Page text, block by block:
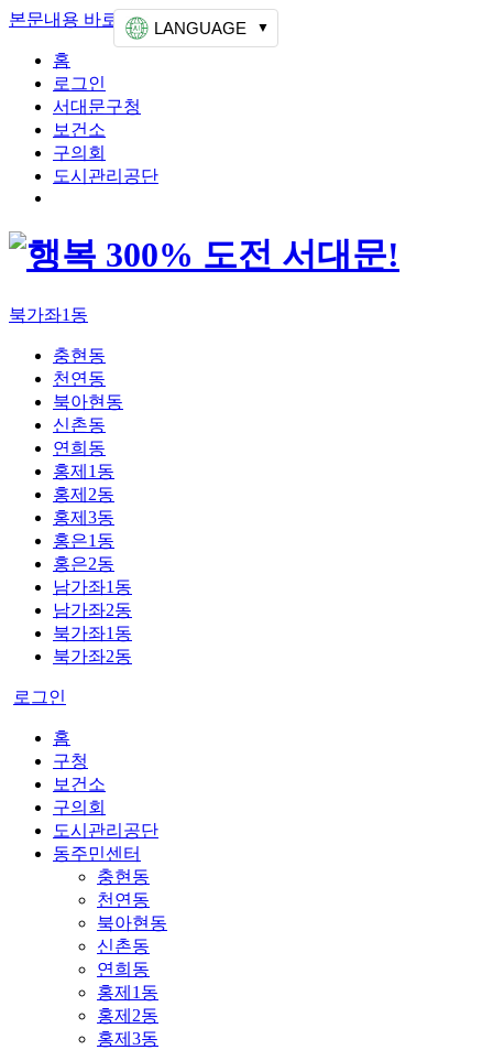
본문내용 바로가기 상단메뉴 가기
홈
로그인
서대문구청
보건소
구의회
도시관리공단
북가좌1동
충현동
천연동
북아현동
신촌동
연희동
홍제1동
홍제2동
홍제3동
홍은1동
홍은2동
남가좌1동
남가좌2동
북가좌1동
북가좌2동
로그인
LANGUAGE
홈
구청
보건소
구의회
도시관리공단
동주민센터
충현동
천연동
북아현동
신촌동
연희동
홍제1동
홍제2동
홍제3동